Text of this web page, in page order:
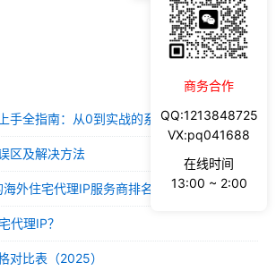
手全指南：从0到实战的系统方法
区及解决方法
外住宅代理IP服务商排名
代理IP？
对比表（2025）
商务合作
QQ:1213848725
VX:pq041688
在线时间
13:00 ~ 2:00